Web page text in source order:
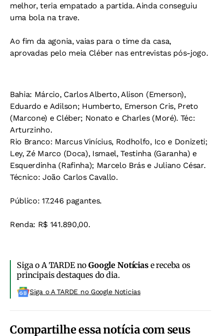
melhor, teria empatado a partida. Ainda conseguiu
uma bola na trave.
Ao fim da agonia, vaias para o time da casa,
aprovadas pelo meia Cléber nas entrevistas pós-jogo.
Bahia: Márcio, Carlos Alberto, Alison (Emerson),
Eduardo e Adilson; Humberto, Emerson Cris, Preto
(Marcone) e Cléber; Nonato e Charles (Moré). Téc:
Arturzinho.
Rio Branco: Marcus Vinícius, Rodholfo, Ico e Donizeti;
Ley, Zé Marco (Doca), Ismael, Testinha (Garanha) e
Esquerdinha (Rafinha); Marcelo Brás e Juliano César.
Técnico: João Carlos Cavallo.
Público: 17.246 pagantes.
Renda: R$ 141.890,00.
Siga o A TARDE noGoogle Notíciase receba os
principais destaques do dia.
Siga o A TARDE no Google Noticias
Compartilhe essa notícia com seus